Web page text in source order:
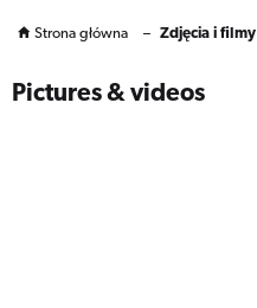
Strona główna – Zdjęcia i filmy
Pictures & videos